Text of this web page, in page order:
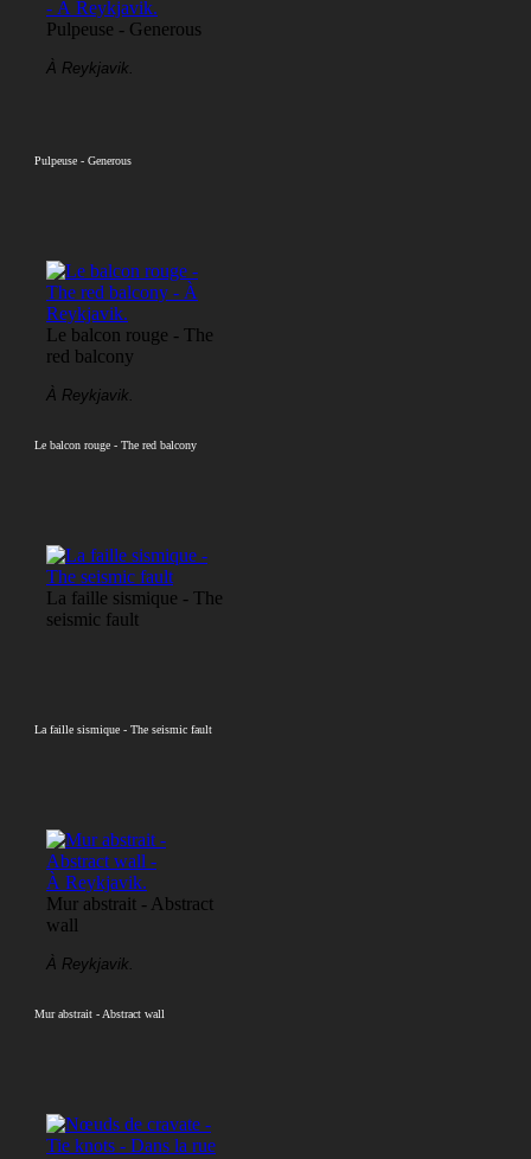
Pulpeuse - Generous
À Reykjavik.
Pulpeuse - Generous
Le balcon rouge - The
red balcony
À Reykjavik.
Le balcon rouge - The red balcony
La faille sismique - The
seismic fault
La faille sismique - The seismic fault
Mur abstrait - Abstract
wall
À Reykjavik.
Mur abstrait - Abstract wall